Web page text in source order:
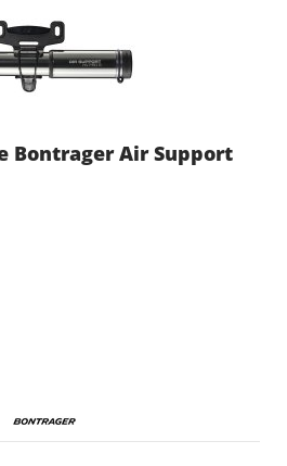
Bontrager Air Support